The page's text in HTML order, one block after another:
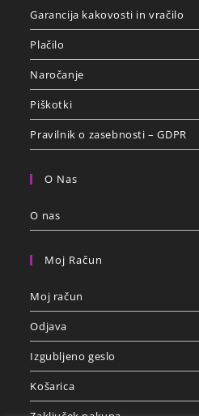
Garancija kakovosti in vračilo
Plačilo
Naročanje
Piškotki
Pravilnik o zasebnosti – GDPR
O Nas
O nas
Moj Račun
Moj račun
Odjava
Izgubljeno geslo
Košarica